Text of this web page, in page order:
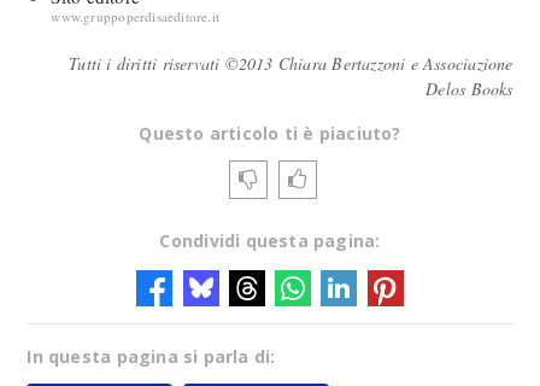
www.gruppoperdisaeditore.it
Tutti i diritti riservati ©2013 Chiara Bertazzoni e Associazione
Delos Books
Questo articolo ti è piaciuto?
Condividi questa pagina:
In questa pagina si parla di: